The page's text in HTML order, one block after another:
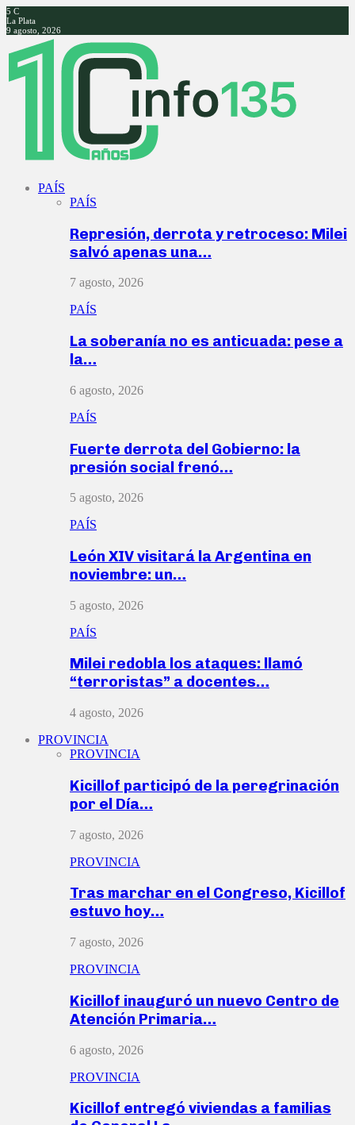
5 C
La Plata
9 agosto, 2026
Facebook
Twitter
Instagram
Youtube
PAÍS
PAÍS
Represión, derrota y retroceso: Milei
salvó apenas una…
7 agosto, 2026
PAÍS
La soberanía no es anticuada: pese a
la…
6 agosto, 2026
PAÍS
Fuerte derrota del Gobierno: la
presión social frenó…
5 agosto, 2026
PAÍS
León XIV visitará la Argentina en
noviembre: un…
5 agosto, 2026
PAÍS
Milei redobla los ataques: llamó
“terroristas” a docentes…
4 agosto, 2026
PROVINCIA
PROVINCIA
Kicillof participó de la peregrinación
por el Día…
7 agosto, 2026
PROVINCIA
Tras marchar en el Congreso, Kicillof
estuvo hoy…
7 agosto, 2026
PROVINCIA
Kicillof inauguró un nuevo Centro de
Atención Primaria…
6 agosto, 2026
PROVINCIA
Kicillof entregó viviendas a familias